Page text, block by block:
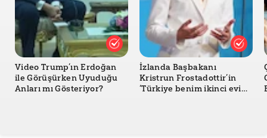
Video Trump’ın Erdoğan
ile Görüşürken Uyuduğu
Anları mı Gösteriyor?
İzlanda Başbakanı
Kristrun Frostadottir’in
‘Türkiye benim ikinci evim’